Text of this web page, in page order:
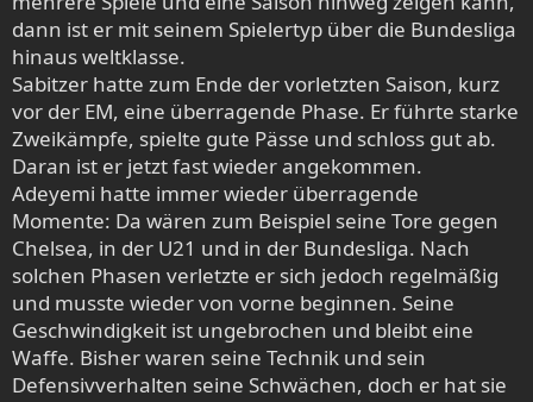
dann ist er mit seinem Spielertyp über die Bundesliga
hinaus weltklasse.
Sabitzer hatte zum Ende der vorletzten Saison, kurz
vor der EM, eine überragende Phase. Er führte starke
Zweikämpfe, spielte gute Pässe und schloss gut ab.
Daran ist er jetzt fast wieder angekommen.
Adeyemi hatte immer wieder überragende
Momente: Da wären zum Beispiel seine Tore gegen
Chelsea, in der U21 und in der Bundesliga. Nach
solchen Phasen verletzte er sich jedoch regelmäßig
und musste wieder von vorne beginnen. Seine
Geschwindigkeit ist ungebrochen und bleibt eine
Waffe. Bisher waren seine Technik und sein
Defensivverhalten seine Schwächen, doch er hat sie